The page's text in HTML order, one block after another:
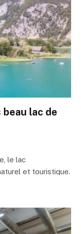
beau lac de
le lac
et touristique.